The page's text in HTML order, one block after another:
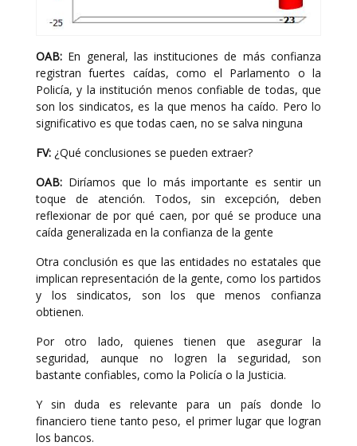
OAB: En general, las instituciones de más confianza
registran fuertes caídas, como el Parlamento o la
Policía, y la institución menos confiable de todas, que
son los sindicatos, es la que menos ha caído. Pero lo
significativo es que todas caen, no se salva ninguna
FV: ¿Qué conclusiones se pueden extraer?
OAB: Diríamos que lo más importante es sentir un
toque de atención. Todos, sin excepción, deben
reflexionar de por qué caen, por qué se produce una
caída generalizada en la confianza de la gente
Otra conclusión es que las entidades no estatales que
implican representación de la gente, como los partidos
y los sindicatos, son los que menos confianza
obtienen.
Por otro lado, quienes tienen que asegurar la
seguridad, aunque no logren la seguridad, son
bastante confiables, como la Policía o la Justicia.
Y sin duda es relevante para un país donde lo
financiero tiene tanto peso, el primer lugar que logran
los bancos.